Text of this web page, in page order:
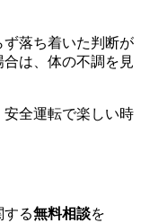
落ち着いた判断が
は、体の不調を見
全運転で楽しい時
する無料相談を